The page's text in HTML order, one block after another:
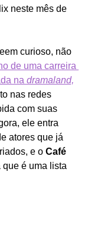
neste mês de
curioso, não
de uma carreira
na dramaland,
nas redes
com suas
ele entra
atores que já
e o Café
que é uma lista